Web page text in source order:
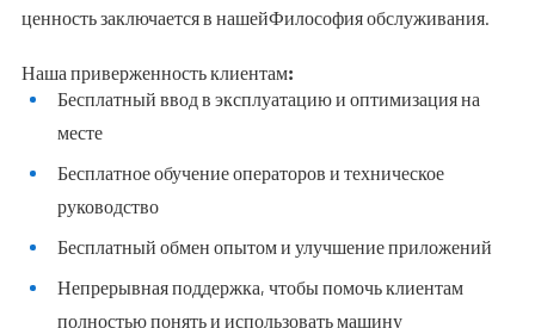
ценность заключается в нашейФилософия обслуживания.
Наша приверженность клиентам:
Бесплатный ввод в эксплуатацию и оптимизация на
месте
Бесплатное обучение операторов и техническое
руководство
Бесплатный обмен опытом и улучшение приложений
Непрерывная поддержка, чтобы помочь клиентам
полностью понять и использовать машину